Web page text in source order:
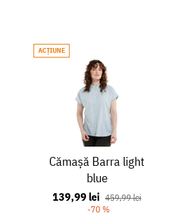
ACŢIUNE
Cămașă Barra light
blue
139,99 lei 459,99 lei
-70 %